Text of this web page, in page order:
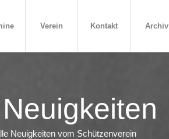
Verein Kontakt Archiv
Neuigkeiten vom Schützenverein